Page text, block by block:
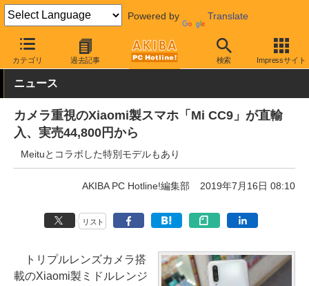
Powered by Translate
カテゴリ 過去記事 検索 Impressサイト
AKIBA PC Hotline! モバイル スマートフォン SIMフリースマー
ニュース
カメラ重視のXiaomi製スマホ「Mi CC9」が直輸
入、実売44,800円から
Meituとコラボした特別モデルもあり
AKIBA PC Hotline!編集部 2019年7月16日 08:10
リスト
トリプルレンズカメラ搭
載のXiaomi製ミドルレンジ